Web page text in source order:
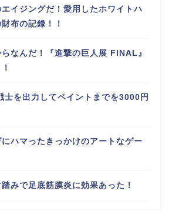
イジングだ！愛用したホワイトハ
布の記録！！
なんだ！『進撃の巨人展 FINAL』
士を出力してペイントまでを3000円
にハマったきっかけのアートなゲー
みで足底筋膜炎に効果あった！